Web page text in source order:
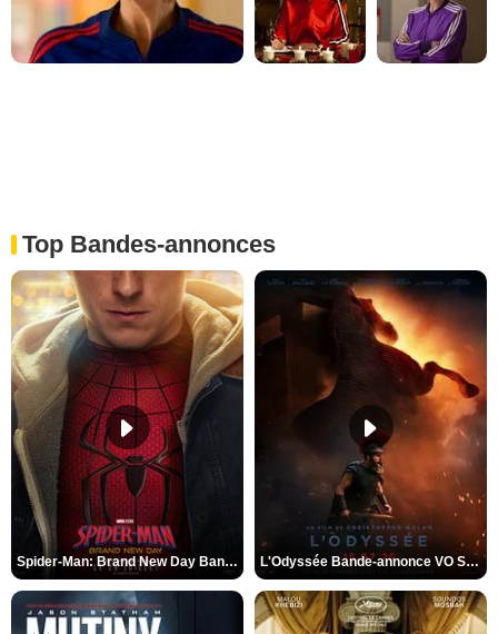
Top Bandes-annonces
Spider-Man: Brand New Day Bande-annonce VO STFR L'Odyssée Bande-annonce VO STFR